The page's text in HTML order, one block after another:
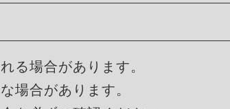
る場合があります。
場合があります。